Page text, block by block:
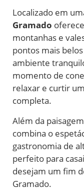
Localizado em
Gramado
montanhas e
pontos mais
ambiente
momento de
relaxar e curtir
completa.
Além da
combina o
gastronomia de
perfeito para
desejam um fim
Gramado.